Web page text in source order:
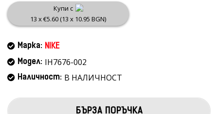
Купи с
13 x €5.60 (13 x 10.95 BGN)
Марка: NIKE
Модел: IH7676-002
Наличност: В НАЛИЧНОСТ
БЪРЗА ПОРЪЧКА